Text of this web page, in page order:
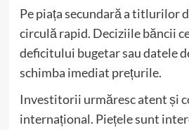
Pe piața secundară a titlurilor
circulă rapid. Deciziile băncii
deficitului bugetar sau datele
schimba imediat prețurile.
Investitorii urmăresc atent și
internațional. Piețele sunt